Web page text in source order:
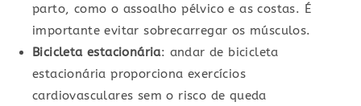
parto, como o assoalho pélvico e as costas. É
importante evitar sobrecarregar os músculos.
Bicicleta estacionária: andar de bicicleta
estacionária proporciona exercícios
cardiovasculares sem o risco de queda